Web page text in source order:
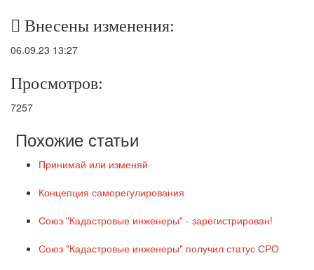
Внесены изменения:
06.09.23 13:27
Просмотров:
7257
Похожие статьи
Принимай или изменяй
Концепция саморегулирования
Союз "Кадастровые инженеры" - зарегистрирован!
Союз "Кадастровые инженеры" получил статус СРО